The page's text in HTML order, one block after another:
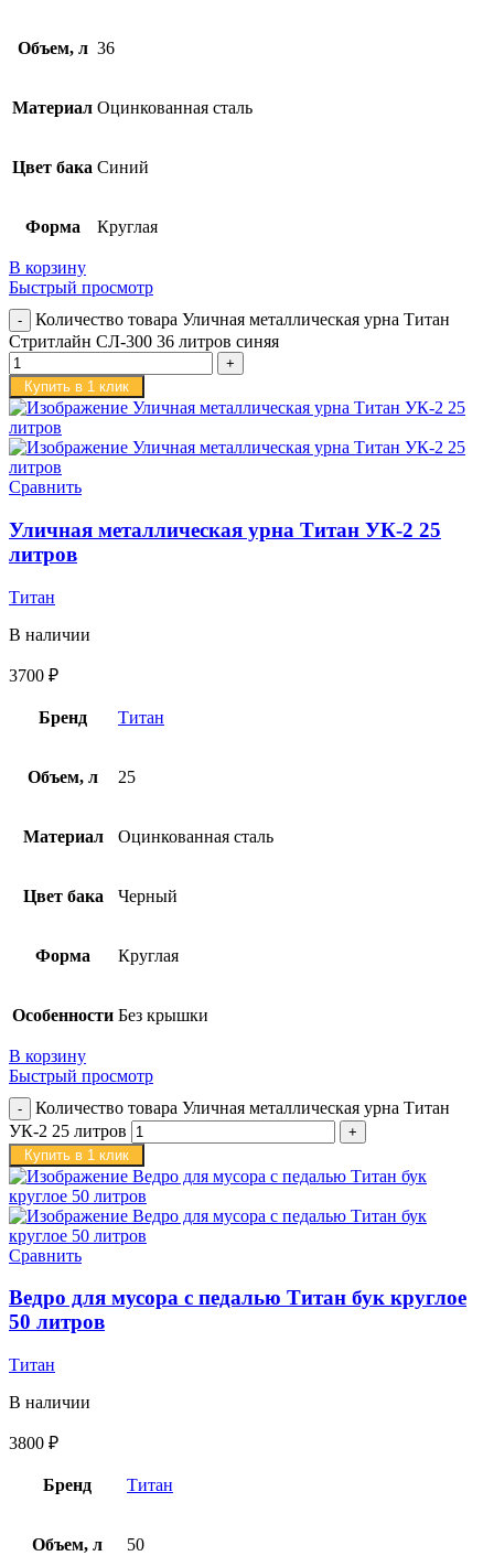
Объем, л 36
Материал Оцинкованная сталь
Цвет бака Синий
Форма Круглая
В корзину
Быстрый просмотр
Количество товара Уличная металлическая урна Титан
Стритлайн СЛ-300 36 литров синяя
Купить в 1 клик
Сравнить
Уличная металлическая урна Титан УК-2 25
литров
Титан
В наличии
3700 ₽
Бренд Титан
Объем, л 25
Материал Оцинкованная сталь
Цвет бака Черный
Форма Круглая
Особенности Без крышки
В корзину
Быстрый просмотр
Количество товара Уличная металлическая урна Титан
УК-2 25 литров
Купить в 1 клик
Сравнить
Ведро для мусора с педалью Титан бук круглое
50 литров
Титан
В наличии
3800 ₽
Бренд Титан
Объем, л 50